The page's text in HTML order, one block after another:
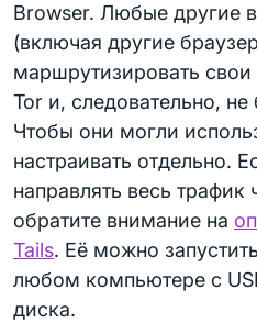
Browser. Любые другие
(включая другие
маршрутизировать свои
Tor и, следовательно,
Чтобы они могли
настраивать отдельно.
направлять весь трафик
обратите внимание на
Tails. Её можно
любом компьютере с
диска.